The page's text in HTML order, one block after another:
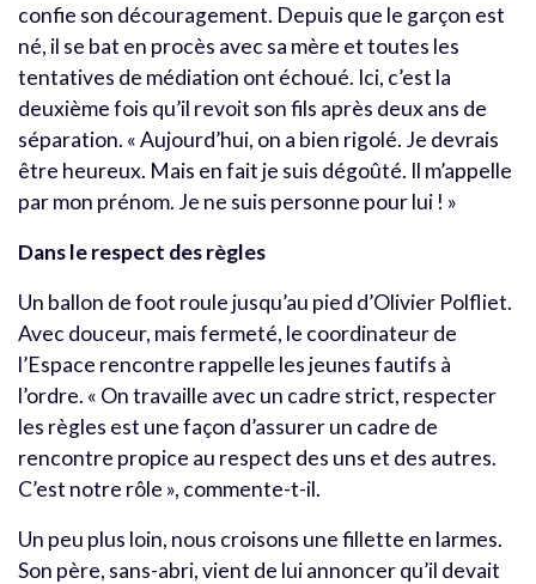
confie son découragement. Depuis que le garçon est
né, il se bat en procès avec sa mère et toutes les
tentatives de médiation ont échoué. Ici, c’est la
deuxième fois qu’il revoit son fils après deux ans de
séparation. « Aujourd’hui, on a bien rigolé. Je devrais
être heureux. Mais en fait je suis dégoûté. Il m’appelle
par mon prénom. Je ne suis personne pour lui ! »
Dans le respect des règles
Un ballon de foot roule jusqu’au pied d’Olivier Polfliet.
Avec douceur, mais fermeté, le coordinateur de
l’Espace rencontre rappelle les jeunes fautifs à
l’ordre. « On travaille avec un cadre strict, respecter
les règles est une façon d’assurer un cadre de
rencontre propice au respect des uns et des autres.
C’est notre rôle », commente-t-il.
Un peu plus loin, nous croisons une fillette en larmes.
Son père, sans-abri, vient de lui annoncer qu’il devait